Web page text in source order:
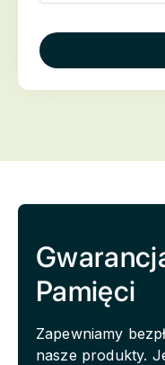
Pamięci
Zapewniamy
nasze produkty.